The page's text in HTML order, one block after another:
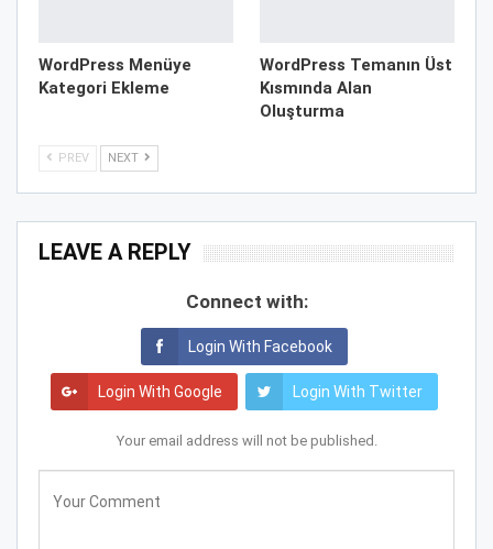
WordPress Menüye
Kategori Ekleme
WordPress Temanın Üst
Kısmında Alan
Oluşturma
PREV NEXT
LEAVE A REPLY
Connect with:
Login With Facebook
Login With Google Login With Twitter
Your email address will not be published.